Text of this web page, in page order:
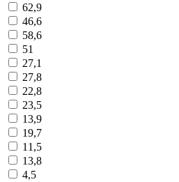
62,9
46,6
58,6
51
27,1
27,8
22,8
23,5
13,9
19,7
11,5
13,8
4,5